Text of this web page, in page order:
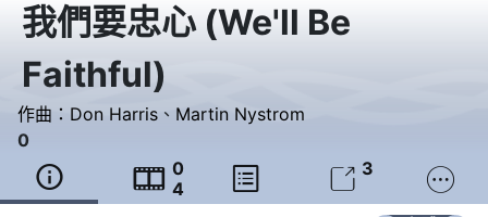
我們要忠心(We'll Be
Faithful)
作曲： Don Harris 、 Martin Nystrom
0
  0
4
  3 